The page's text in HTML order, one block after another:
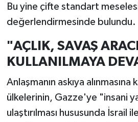
Bu yine çifte standart
değerlendirmesinde bulundu.
"AÇLIK, SAVAŞ
KULLANILMAYA
Anlaşmanın askıya alınmasına
ülkelerinin, Gazze'ye "insani
ulaştırılması hususunda İsrail